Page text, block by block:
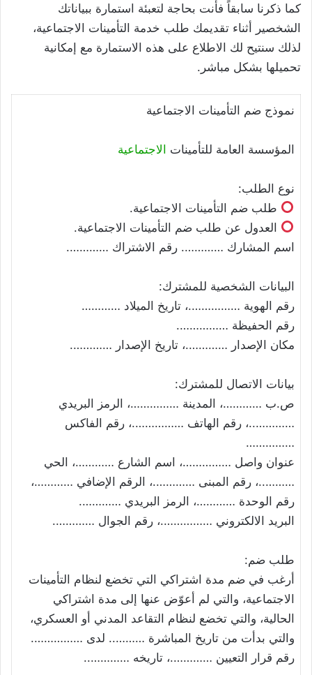
كما ذكرنا سابقاً فأنت بحاجة لتعبئة استمارة ببياناتك
الشخصير أثناء تقديمك طلب خدمة التأمينات الاجتماعية،
لذلك سنتيح لك الاطلاع على هذه الاستمارة مع إمكانية
تحميلها بشكل مباشر.
نموذج ضم التأمينات الاجتماعية
المؤسسة العامة للتأمينات الاجتماعية
نوع الطلب:
طلب ضم التأمينات الاجتماعية.
العدول عن طلب ضم التأمينات الاجتماعية.
اسم المشارك …………. رقم الاشتراك ………….
البيانات الشخصية للمشترك:
رقم الهوية …………….، تاريخ الميلاد …………
رقم الحفيظة …………….
مكان الإصدار ………….، تاريخ الإصدار ………….
بيانات الاتصال للمشترك:
ص.ب …………، المدينة ……………، الرمز البريدي
…………..، رقم الهاتف …………….، رقم الفاكس
……………
عنوان واصل ……………، اسم الشارع …………، الحي
………..، رقم المبنى ………….، الرقم الإضافي …………،
رقم الوحدة …………، الرمز البريدي ………….
البريد الالكتروني …………….، رقم الجوال ………….
طلب ضم:
أرغب في ضم مدة اشتراكي التي تخضع لنظام التأمينات
الاجتماعية، والتي لم أعوّض عنها إلى مدة اشتراكي
الحالية، والتي تخضع لنظام التقاعد المدني أو العسكري،
والتي بدأت من تاريخ المباشرة ……….. لدى …………….
رقم قرار التعيين ………….، تاريخه …………..